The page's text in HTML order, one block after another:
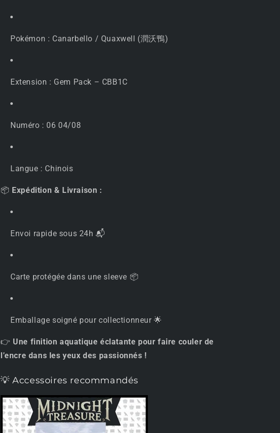
💧
Pokémon : Canarbello / Quaxwell (潤沃鴨)
Extension : Gem Pack – CBB1C
Numéro : 06 04/08
Langue : Chinois
📦 Expédition & Livraison :
Envoi rapide sous 24h 📬
Carte protégée dans une sleeve 📦
Emballage soigné pour collectionneur 🌟
👉 Une finition aquatique éclatante pour faire couler de
l’encre dans les yeux des passionnés !
💡 Accessoires recommandés